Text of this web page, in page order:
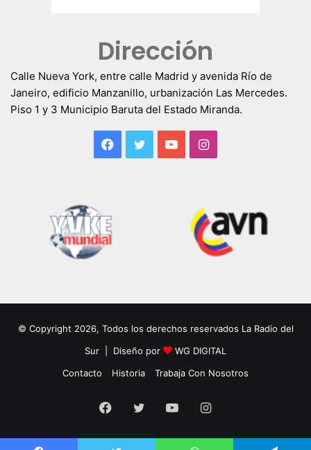
Dirección
Calle Nueva York, entre calle Madrid y avenida Río de
Janeiro, edificio Manzanillo, urbanización Las Mercedes.
Piso 1 y 3 Municipio Baruta del Estado Miranda.
Facebook
TwitterYouTubeInstagram
© Copyright 2026, Todos los derechos reservados La Radio del
Sur | Diseño por
WG DIGITAL
Contacto
Historia Trabaja Con Nosotros
Facebook
TwitterYouTubeInstagram